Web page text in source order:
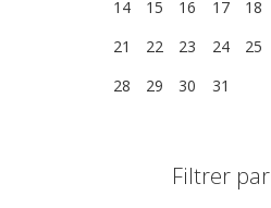
14
15 16 17 18
21
22 23 24 25
28
29 30 31
Filtrer par